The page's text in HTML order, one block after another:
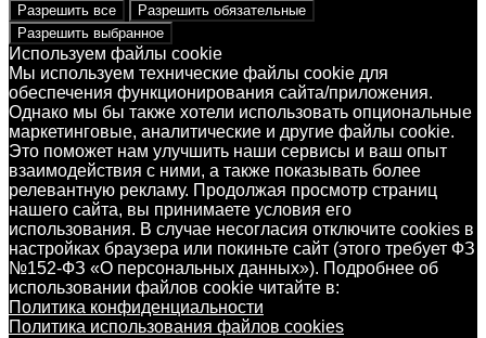
Разрешить все
Разрешить обязательные
Разрешить выбранное
Используем файлы cookie
Мы используем технические файлы cookie для
обеспечения функционирования сайта/приложения.
Однако мы бы также хотели использовать опциональные
маркетинговые, аналитические и другие файлы cookie.
Это поможет нам улучшить наши сервисы и ваш опыт
взаимодействия с ними, а также показывать более
релевантную рекламу. Продолжая просмотр страниц
нашего сайта, вы принимаете условия его
использования. В случае несогласия отключите cookies в
настройках браузера или покиньте сайт (этого требует ФЗ
№152-ФЗ «О персональных данных»). Подробнее об
использовании файлов cookie читайте в:
Политика конфиденциальности
Политика использования файлов cookies